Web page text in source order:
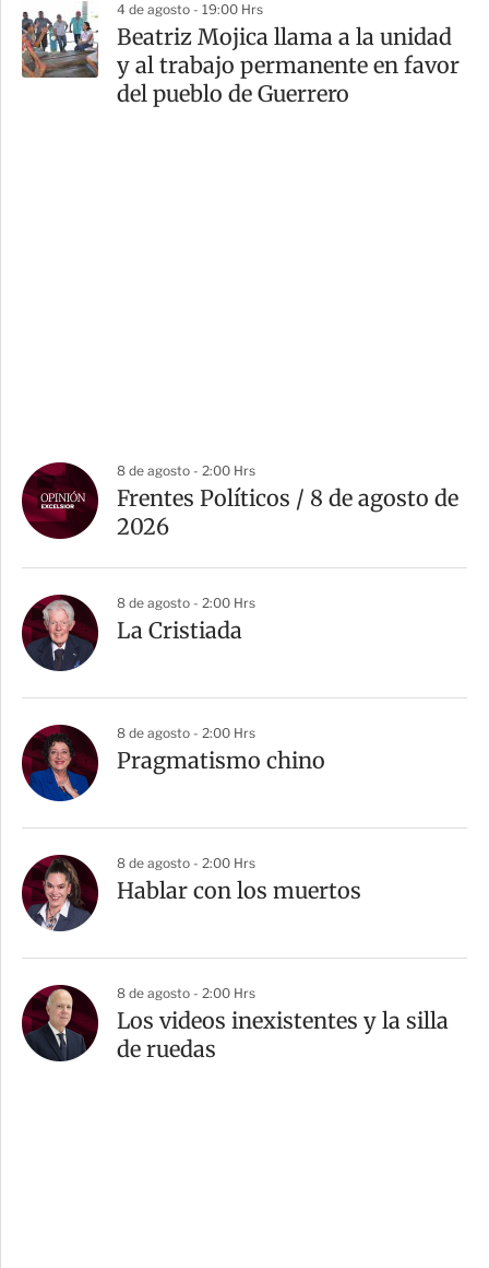
4 de agosto - 19:00 Hrs
Beatriz Mojica llama a la unidad
y al trabajo permanente en favor
del pueblo de Guerrero
8 de agosto - 2:00 Hrs
Frentes Políticos / 8 de agosto de
2026
8 de agosto - 2:00 Hrs
La Cristiada
8 de agosto - 2:00 Hrs
Pragmatismo chino
8 de agosto - 2:00 Hrs
Hablar con los muertos
8 de agosto - 2:00 Hrs
Los videos inexistentes y la silla
de ruedas